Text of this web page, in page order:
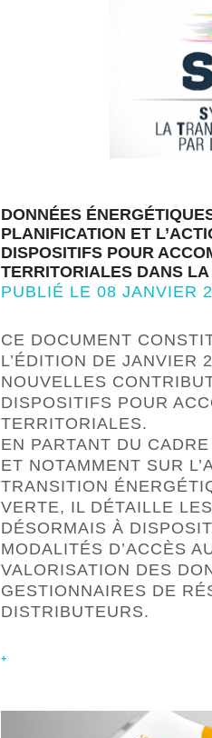
DONNÉES
PLANIFICATION ET
DISPOSITIFS POUR
TERRITORIALES DANS
PUBLIÉ LE 08 JANVIER
CE DOCUMENT
L’ÉDITION DE JANVIER
NOUVELLES
DISPOSITIFS POUR
TERRITORIALES.
EN PARTANT DU
ET NOTAMMENT SUR
TRANSITION
VERTE, IL DÉTAILLE
DÉSORMAIS À
MODALITÉS D’ACCÈS
VALORISATION DES
GESTIONNAIRES DE
DISTRIBUTEURS.
+